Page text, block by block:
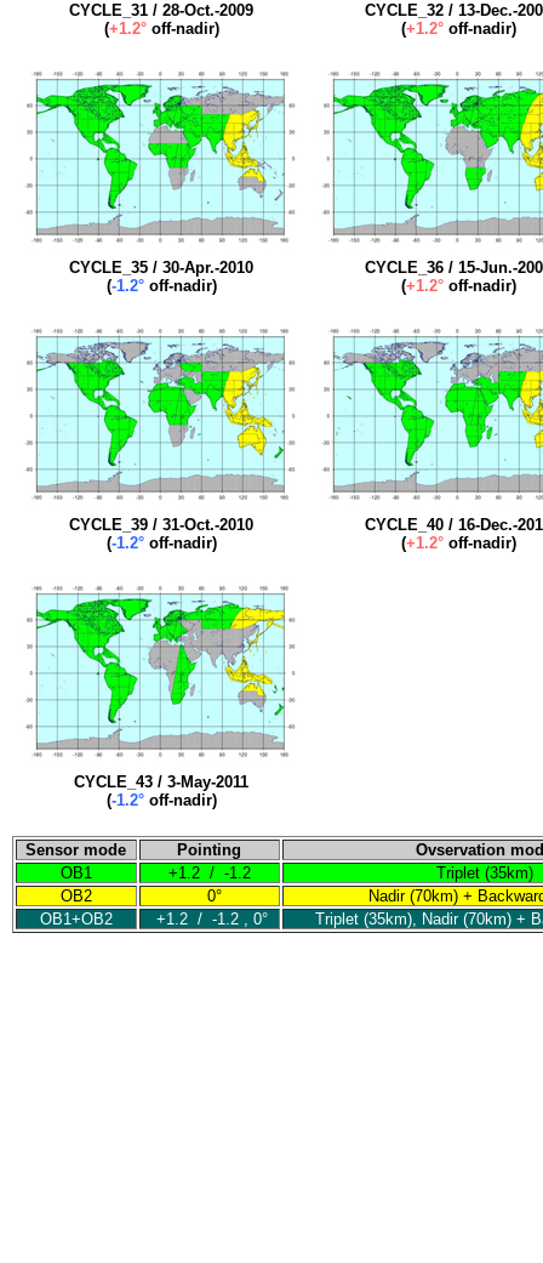
CYCLE_31 / 28-Oct.-2009
(+1.2° off-nadir)
CYCLE_32 / 13-Dec.-
(+1.2° off-nadir)
CYCLE_35 / 30-Apr.-2010
(-1.2° off-nadir)
CYCLE_36 / 15-Jun.-
(+1.2° off-nadir)
CYCLE_39 / 31-Oct.-2010
(-1.2° off-nadir)
CYCLE_40 / 16-Dec.-
(+1.2° off-nadir)
CYCLE_43 / 3-May-2011
(-1.2° off-nadir)
Sensor mode Pointing
Ovservation
OB1
+1.2 / -1.2
Triplet (35km)
OB2
0°
Nadir (70km) +
OB1+OB2
+1.2 / -1.2 , 0° Triplet (35km), Nadir (70km) +